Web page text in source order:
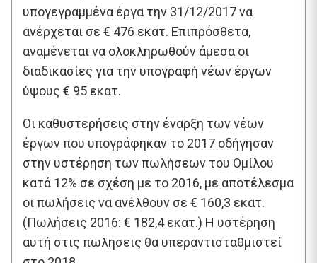
υπογεγραμμένα έργα την 31/12/2017 να
ανέρχεται σε € 476 εκατ. Επιπρόσθετα,
αναμένεται να ολοκληρωθούν άμεσα οι
διαδικασίες για την υπογραφή νέων έργων
ύψους € 95 εκατ.
Οι καθυστερήσεις στην έναρξη των νέων
έργων που υπογράφηκαν το 2017 οδήγησαν
στην υστέρηση των πωλήσεων του Ομίλου
κατά 12% σε σχέση με το 2016, με αποτέλεσμα
οι πωλήσεις να ανέλθουν σε € 160,3 εκατ.
(Πωλήσεις 2016: € 182,4 εκατ.) Η υστέρηση
αυτή στις πωλησεις θα υπεραντισταθμιστεί